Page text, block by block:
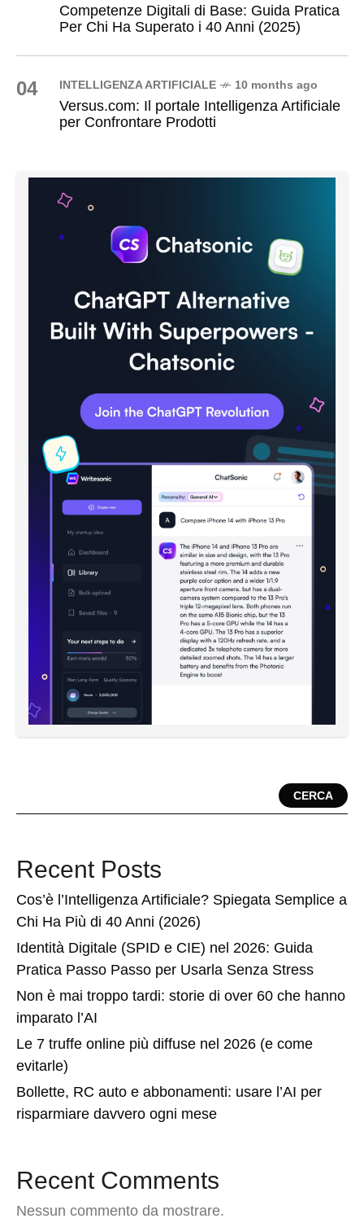
Competenze Digitali di Base: Guida Pratica
Per Chi Ha Superato i 40 Anni (2025)
04 INTELLIGENZA ARTIFICIALE 10 months ago
Versus.com: Il portale Intelligenza Artificiale
per Confrontare Prodotti
CERCA
Recent Posts
Cos’è l’Intelligenza Artificiale? Spiegata Semplice a
Chi Ha Più di 40 Anni (2026)
Identità Digitale (SPID e CIE) nel 2026: Guida
Pratica Passo Passo per Usarla Senza Stress
Non è mai troppo tardi: storie di over 60 che hanno
imparato l’AI
Le 7 truffe online più diffuse nel 2026 (e come
evitarle)
Bollette, RC auto e abbonamenti: usare l’AI per
risparmiare davvero ogni mese
Recent Comments
Nessun commento da mostrare.